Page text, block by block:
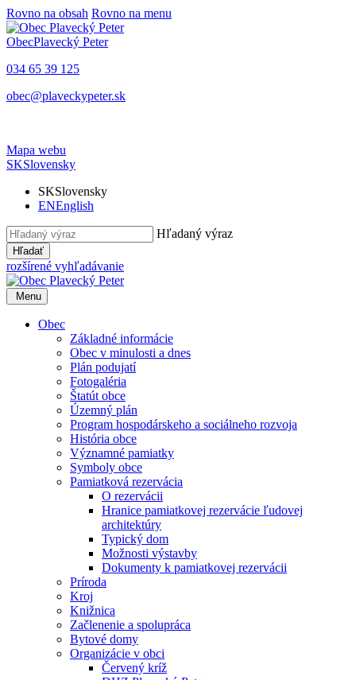
Rovno na obsah Rovno na menu
ObecPlavecký Peter
034 65 39 125
obec@plaveckypeter.sk
Mapa webu
SKSlovensky
SKSlovensky
ENEnglish
Hľadaný výraz
Hľadať
rozšírené vyhľadávanie
Menu
Obec
Základné informácie
Obec v minulosti a dnes
Plán podujatí
Fotogaléria
Štatút obce
Územný plán
Program hospodárskeho a sociálneho rozvoja
História obce
Významné pamiatky
Symboly obce
Pamiatková rezervácia
O rezervácii
Hranice pamiatkovej rezervácie ľudovej
architektúry
Typický dom
Možnosti výstavby
Dokumenty k pamiatkovej rezervácii
Príroda
Kroj
Knižnica
Začlenenie a spolupráca
Bytové domy
Organizácie v obci
Červený kríž